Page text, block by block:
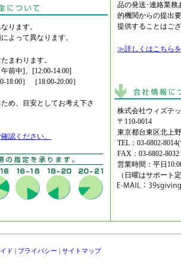
ります。
よって異なります。
まわります。
前中]、[12:00-14:00]
18:00］ ［18:00-20:00］
め、目安としてお考え下さ
認ください。
品の発送･連絡業務
的機関からの提出
提供することはご
≫詳しくはこちら
株式会社ウィズテ
〒110-0014
東京都台東区北上
TEL：03-6802-
FAX：03-6802-8032
営業時間：平日
（日曜はサポート
ド | プライバシー | サイトマップ